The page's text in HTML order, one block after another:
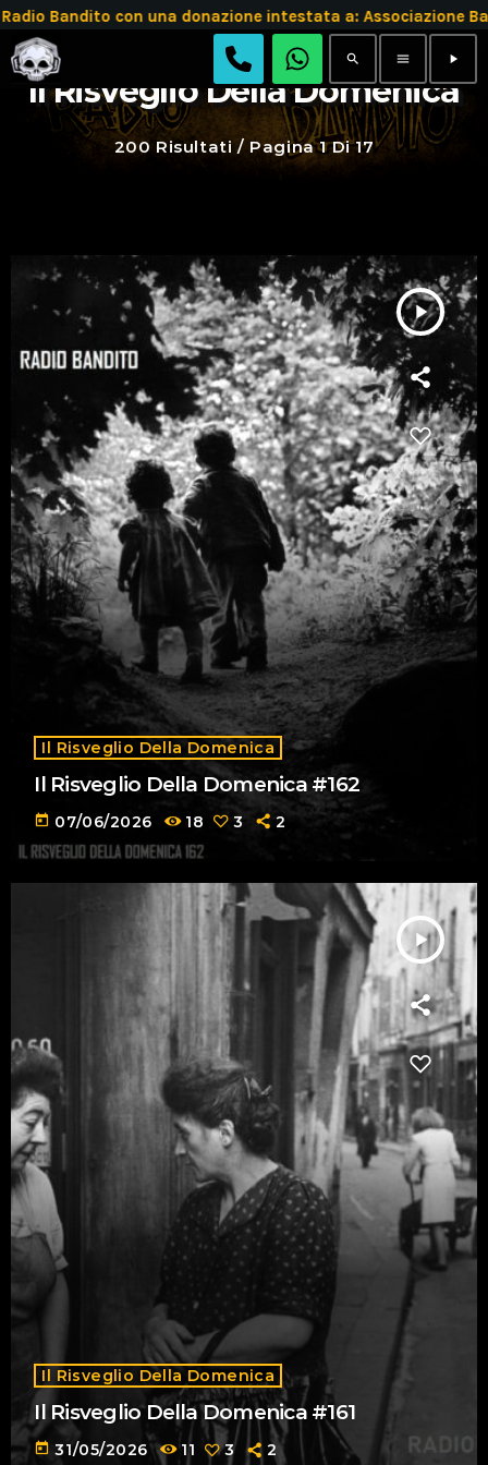
con una donazione intestata a: Associazione
search menu play_arrow
Il Risveglio Della Domenica
200 Risultati / Pagina 1 Di 17
play_arrow
Il Risveglio Della Domenica
Il Risveglio Della Domenica #162
today 07/06/2026 18 3 2
play_arrow
Il Risveglio Della Domenica
Il Risveglio Della Domenica #161
today 31/05/2026 11 3 2